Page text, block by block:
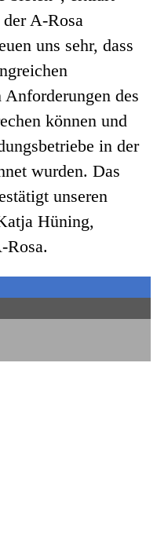
A-Rosa
uns sehr, dass
des
können und
in der
wurden. Das
unseren
Hüning,
Rosa.